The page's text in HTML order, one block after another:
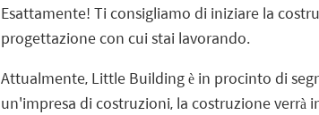
Esattamente! Ti consigliamo di iniziare la
progettazione con cui stai lavorando.
Attualmente, Little Building è in procinto di
un'impresa di costruzioni, la costruzione verrà